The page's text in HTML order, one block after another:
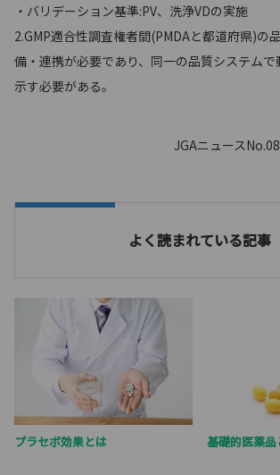
・バリデーション基準:PV、洗浄VDの実施
2.GMP適合性調査権者間(PMDAと都道府県)の
備・連携が必要であり、同一の品質システムで
示す必要がある。
JGAニュース
よく読まれている記事
プラセボ効果とは 基礎的医薬品